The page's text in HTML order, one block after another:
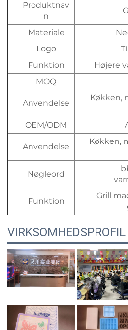
Produktnav
n
Materiale
Logo
Funktion
Højere
MOQ
Anvendelse
Køkken,
OEM/ODM
Anvendelse
Køkken,
Nøgleord
Funktion
Grill
VIRKSOMHEDSPROFIL